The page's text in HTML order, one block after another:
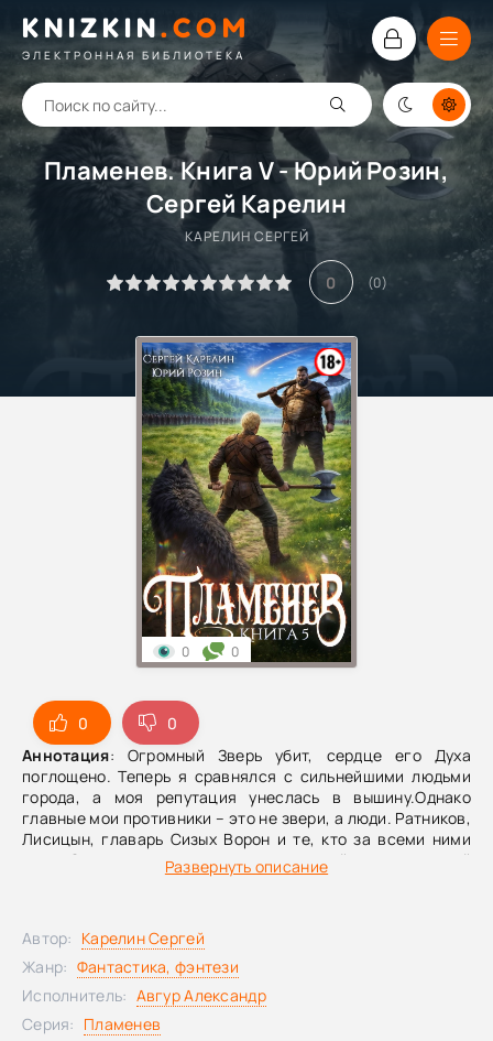
KNIZKIN.COM
ЭЛЕКТРОННАЯ БИБЛИОТЕКА
Пламенев. Книга V - Юрий Розин,
Сергей Карелин
КАРЕЛИН СЕРГЕЙ
0 (0)
0
0
Аннотация: Огромный Зверь убит, сердце его Духа
поглощено. Теперь я сравнялся с сильнейшими людьми
города, а моя репутация унеслась в вышину.Однако
главные мои противники – это не звери, а люди. Ратников,
Лисицын, главарь Сизых Ворон и те, кто за всеми ними
стоит.С таким врагом не сладить одной только личной
силой. Чтобы выдержать и выйти победителем, мне
бой с врагом. Замкнутый круг? Что же, пусть так. Пока это
помогает мне достигать цели, я не против.
Развернуть описание
0 0
Автор: Карелин Сергей
Жанр: Фантастика, фэнтези
Исполнитель: Авгур Александр
Серия: Пламенев